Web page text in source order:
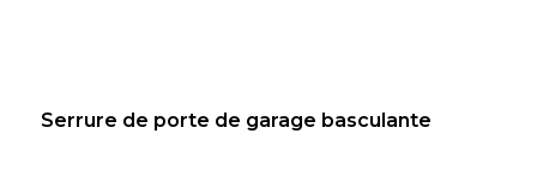
Serrure de porte de garage basculante